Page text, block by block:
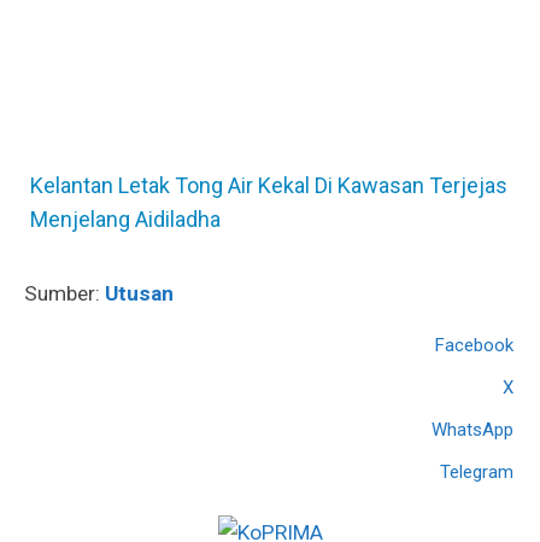
Kelantan Letak Tong Air Kekal Di Kawasan Terjejas
Menjelang Aidiladha
Sumber: Utusan
Facebook
X
WhatsApp
Telegram